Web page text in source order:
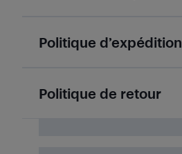
Politique d’expédition
Politique de retour